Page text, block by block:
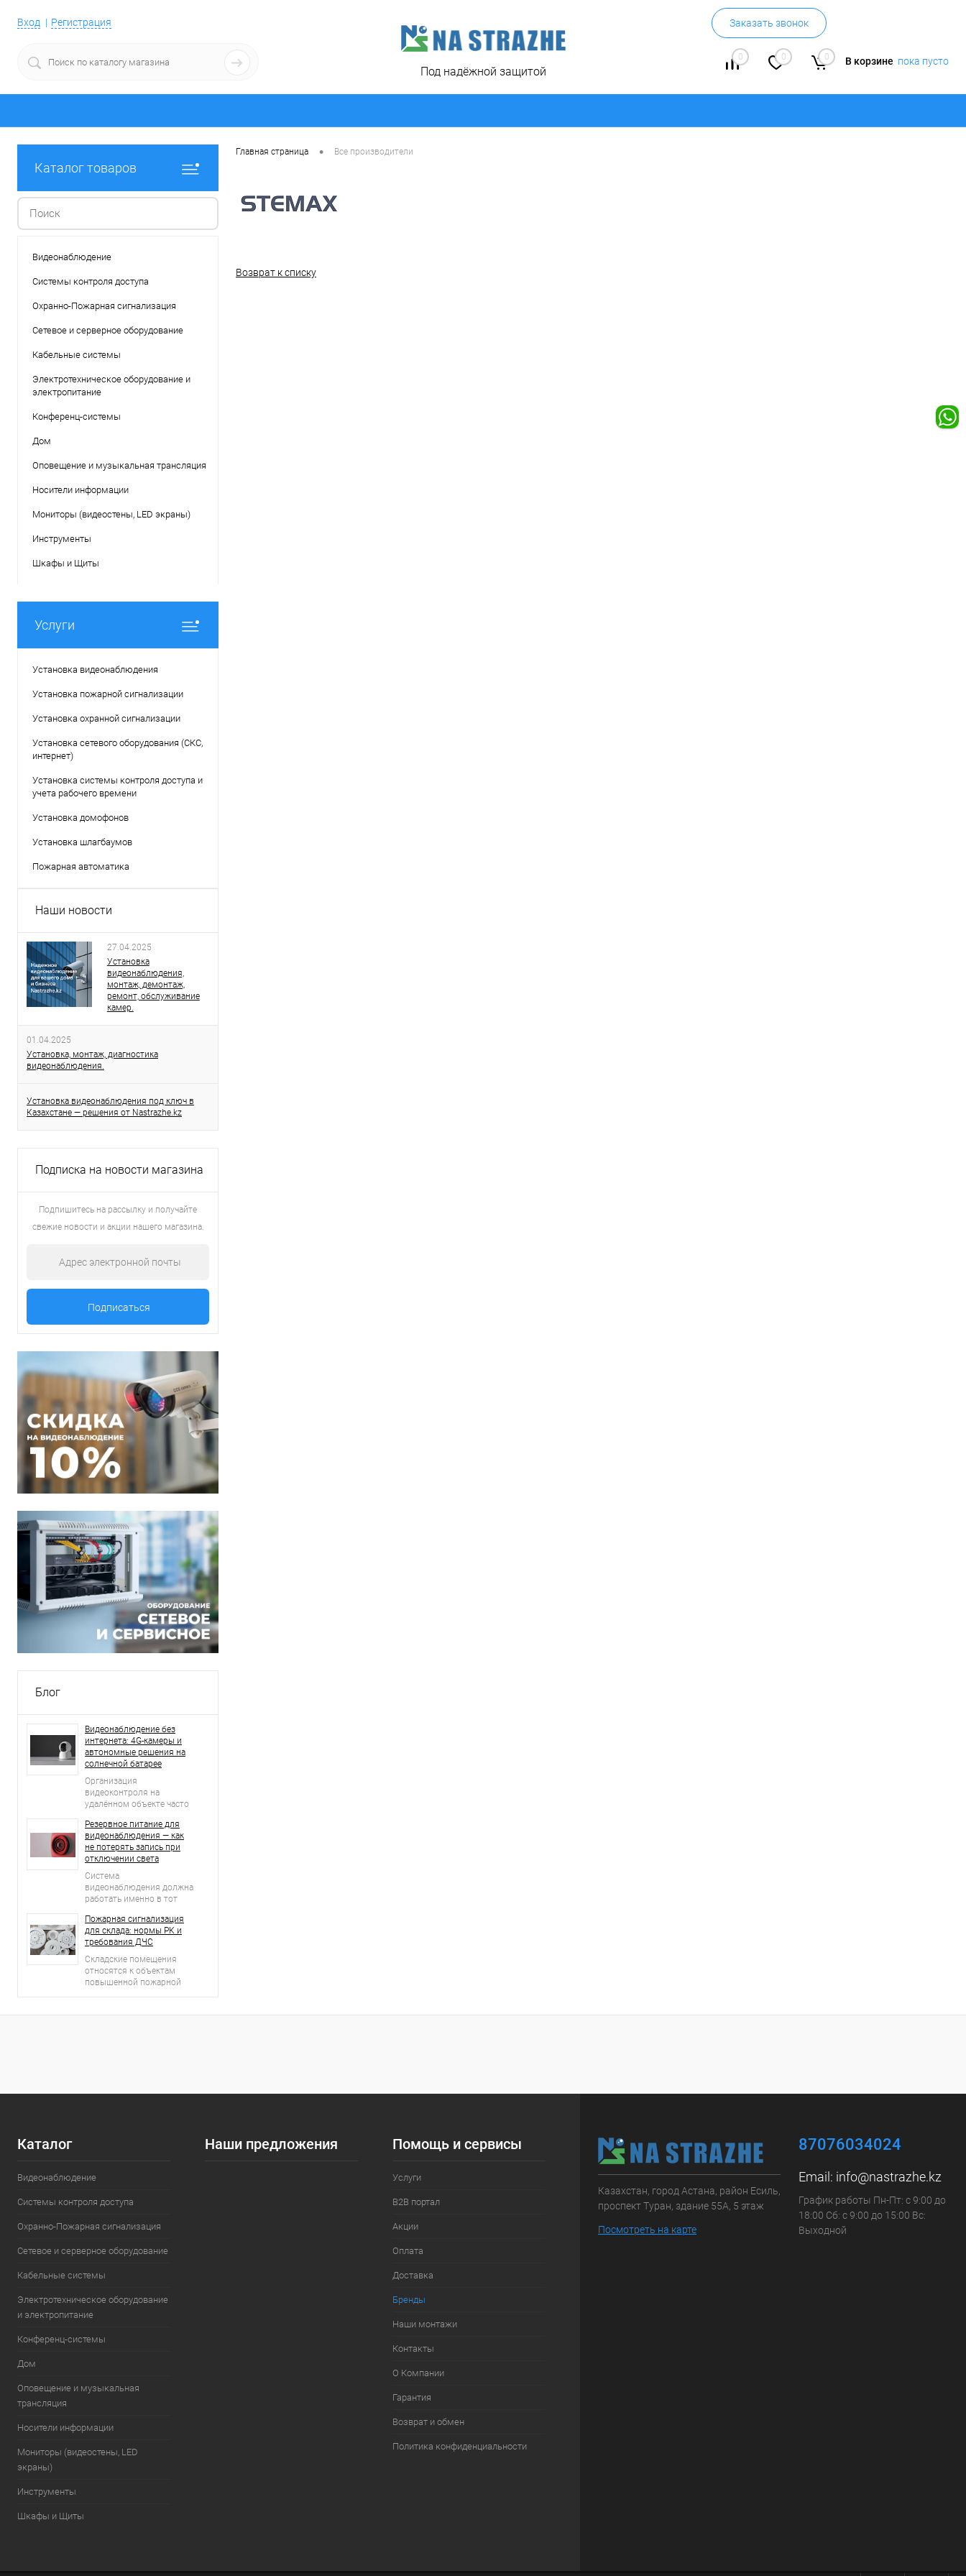
Вход Регистрация Заказать звонок
0 0 0 В корзине пока пусто
Под надёжной защитой
Каталог товаров
Видеонаблюдение
Системы контроля доступа
Охранно-Пожарная сигнализация
Сетевое и серверное оборудование
Кабельные системы
Электротехническое оборудование и
электропитание
Конференц-системы
Дом
Оповещение и музыкальная трансляция
Носители информации
Мониторы (видеостены, LED экраны)
Инструменты
Шкафы и Щиты
Услуги
Установка видеонаблюдения
Установка пожарной сигнализации
Установка охранной сигнализации
Установка сетевого оборудования (СКС,
интернет)
Установка системы контроля доступа и
учета рабочего времени
Установка домофонов
Установка шлагбаумов
Пожарная автоматика
Наши новости
27.04.2025
Установка
видеонаблюдения,
монтаж, демонтаж,
ремонт, обслуживание
камер.
01.04.2025
Установка, монтаж, диагностика
видеонаблюдения.
Установка видеонаблюдения под ключ в
Казахстане — решения от Nastrazhe.kz
Подписка на новости магазина
Подпишитесь на рассылку и получайте
свежие новости и акции нашего магазина.
Блог
Видеонаблюдение без
интернета: 4G-камеры и
автономные решения на
солнечной батарее
Организация
видеоконтроля на
удалённом объекте часто
вопроса: что делать, если
рядом нет проводного
интернета, стабильной Wi-
Fi-сети и возможности
регулярно подключать
оборудование к
электросети?
Резервное питание для
видеонаблюдения — как
не потерять запись при
отключении света
Система
видеонаблюдения должна
работать именно в тот
нештатная ситуация.
Пожарная сигнализация
для склада: нормы РК и
требования ДЧС
Складские помещения
относятся к объектам
повышенной пожарной
Главная страница • Все производители
Возврат к списку
Каталог
Видеонаблюдение
Системы контроля доступа
Охранно-Пожарная сигнализация
Сетевое и серверное оборудование
Кабельные системы
Электротехническое оборудование
и электропитание
Конференц-системы
Дом
Оповещение и музыкальная
трансляция
Носители информации
Мониторы (видеостены, LED
экраны)
Инструменты
Шкафы и Щиты
Наши предложения Помощь и сервисы
Услуги
B2B портал
Акции
Оплата
Доставка
Бренды
Наши монтажи
Контакты
О Компании
Гарантия
Возврат и обмен
Политика конфиденциальности
Казахстан, город Астана, район Есиль,
проспект Туран, здание 55А, 5 этаж
Посмотреть на карте
87076034024
Email: info@nastrazhe.kz
График работы Пн-Пт: с 9:00 до
18:00 Сб: с 9:00 до 15:00 Вс:
Выходной